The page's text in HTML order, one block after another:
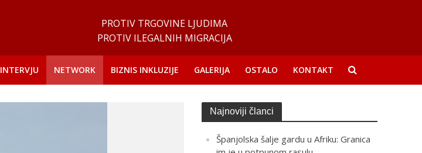
PROTIV TRGOVINE LJUDIMA
PROTIV ILEGALNIH MIGRACIJA
INTERVJU NETWORK BIZNIS INKLUZIJE GALERIJA OSTALO KONTAKT
Najnoviji članci
Španjolska šalje gardu u Afriku: Granica